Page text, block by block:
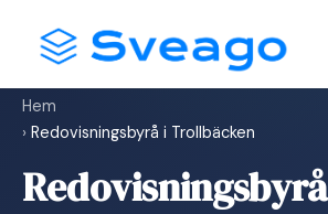
content
Hem
› Redovisningsbyrå i Trollbäcken